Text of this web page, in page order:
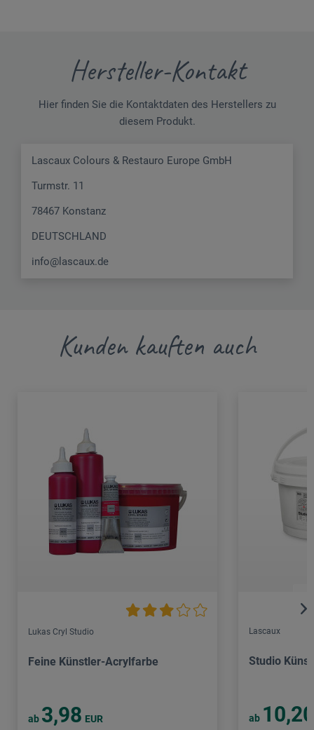
Hersteller-Kontakt
Hier finden Sie die Kontaktdaten des Herstellers zu
diesem Produkt.
Lascaux Colours & Restauro Europe GmbH
Turmstr. 11
78467 Konstanz
DEUTSCHLAND
info@lascaux.de
Kunden kauften auch
Lukas Cryl Studio
Feine Künstler-Acrylfarbe
ab 3,98 EUR
Lascaux
Studio
ab 10,20